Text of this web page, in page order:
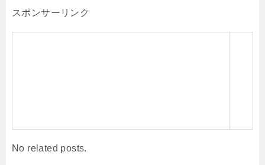
スポンサーリンク
No related posts.